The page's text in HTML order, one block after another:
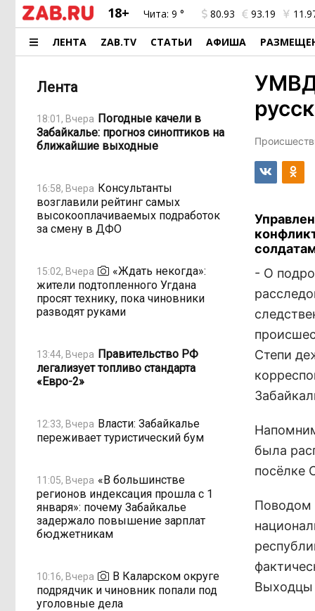
18+ Чита: 9 ° 80.93 93.19
ЛЕНТА ZAB.TV СТАТЬИ АФИША
Лента
18:01, Вчера Погодные качели в
Забайкалье: прогноз синоптиков на
ближайшие выходные
16:58, Вчера Консультанты
возглавили рейтинг самых
высокооплачиваемых подработок
за смену в ДФО
15:02, Вчера
«Ждать некогда»:
жители подтопленного Угдана
просят технику, пока чиновники
разводят руками
13:44, Вчера Правительство РФ
легализует топливо стандарта
«Евро-2»
12:33, Вчера Власти: Забайкалье
переживает туристический бум
11:05, Вчера «В большинстве
регионов индексация прошла с 1
января»: почему Забайкалье
задержало повышение зарплат
бюджетникам
10:16, Вчера
В Каларском округе
подрядчик и чиновник попали под
уголовные дела
УМВД
- О
Степи
была
посёлке
Поводом
Выходцы